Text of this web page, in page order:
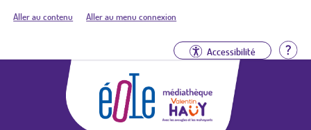
Aller au contenu Aller au menu connexion
Accessibilité